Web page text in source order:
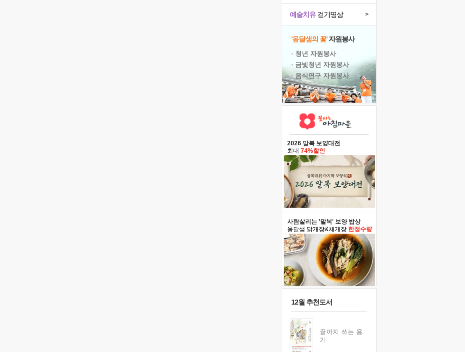
예술치유걷기명상 >
'옹달샘의 꽃'자원봉사
· 청년 자원봉사
· 금빛청년 자원봉사
· 음식연구 자원봉사
2026 말복 보양대전
최대 74%할인
사람살리는 '말복' 보양 밥상
옹달샘 닭개장&채개장 한정수량
12월 추천도서
끝까지 쓰는 용
기